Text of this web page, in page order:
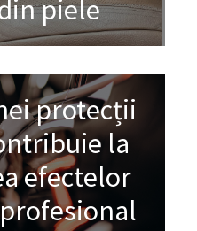
piele
protecții
la
efectelor